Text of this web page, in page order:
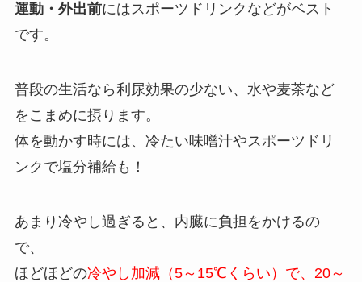
運動・外出前にはスポーツドリンクなどがベスト
です。
普段の生活なら利尿効果の少ない、水や麦茶など
をこまめに摂ります。
体を動かす時には、冷たい味噌汁やスポーツドリ
ンクで塩分補給も！
あまり冷やし過ぎると、内臓に負担をかけるの
で、
ほどほどの冷やし加減（5～15℃くらい）で、20～